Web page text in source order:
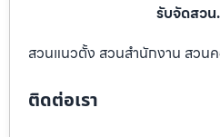
รับจัดสว
สวนแนวตั้ง สวนสำนักงาน สวน
ติดต่อเรา